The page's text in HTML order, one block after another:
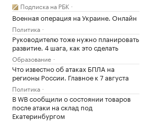
Подписка на РБК
Военная операция на Украине. Онлайн
Политика
Руководителю тоже нужно планировать
развитие. 4 шага, как это сделать
Образование
Что известно об атаках БПЛА на
регионы России. Главное к 7 августа
Политика
В WB сообщили о состоянии товаров
после атаки на склад под
Екатеринбургом